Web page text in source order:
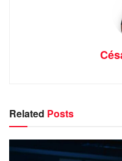
Related Posts